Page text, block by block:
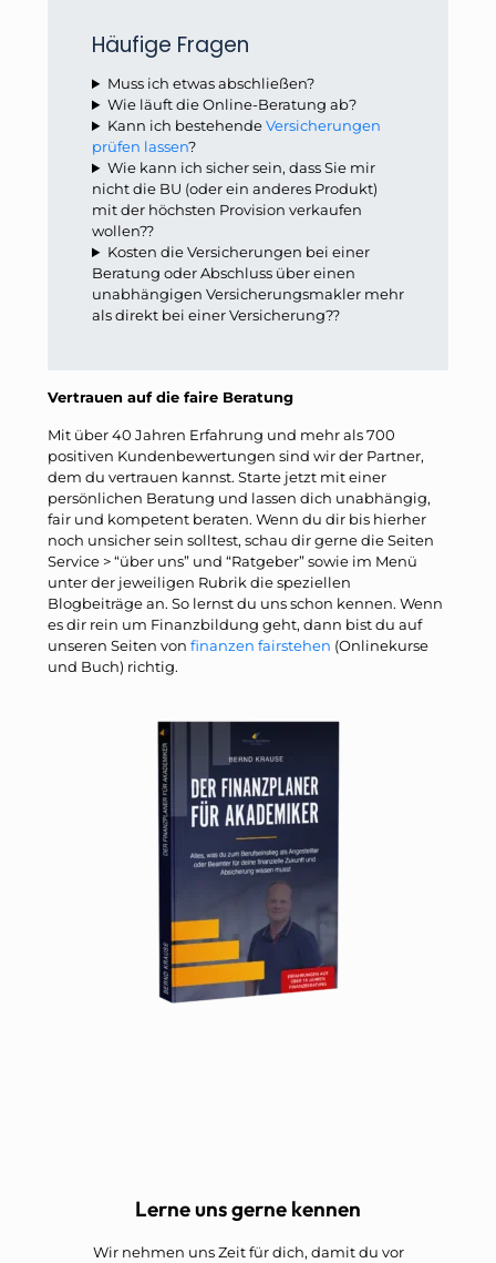
Häufige Fragen
Muss ich etwas abschließen?
Wie läuft die Online-Beratung ab?
Kann ich bestehendeVersicherungen
prüfen lassen?
Wie kann ich sicher sein, dass Sie mir
nicht die BU (oder ein anderes Produkt)
mit der höchsten Provision verkaufen
wollen??
Kosten die Versicherungen bei einer
Beratung oder Abschluss über einen
unabhängigen Versicherungsmakler mehr
als direkt bei einer Versicherung??
Vertrauen auf die faire Beratung
Mit über 40 Jahren Erfahrung und mehr als 700
positiven Kundenbewertungen sind wir der Partner,
dem du vertrauen kannst. Starte jetzt mit einer
persönlichen Beratung und lassen dich unabhängig,
fair und kompetent beraten. Wenn du dir bis hierher
noch unsicher sein solltest, schau dir gerne die Seiten
Service > “über uns” und “Ratgeber” sowie im Menü
unter der jeweiligen Rubrik die speziellen
Blogbeiträge an. So lernst du uns schon kennen. Wenn
es dir rein um Finanzbildung geht, dann bist du auf
unseren Seiten von finanzen fairstehen (Onlinekurse
und Buch) richtig.
Lerne uns gerne kennen
Wir nehmen uns Zeit für dich, damit du vor